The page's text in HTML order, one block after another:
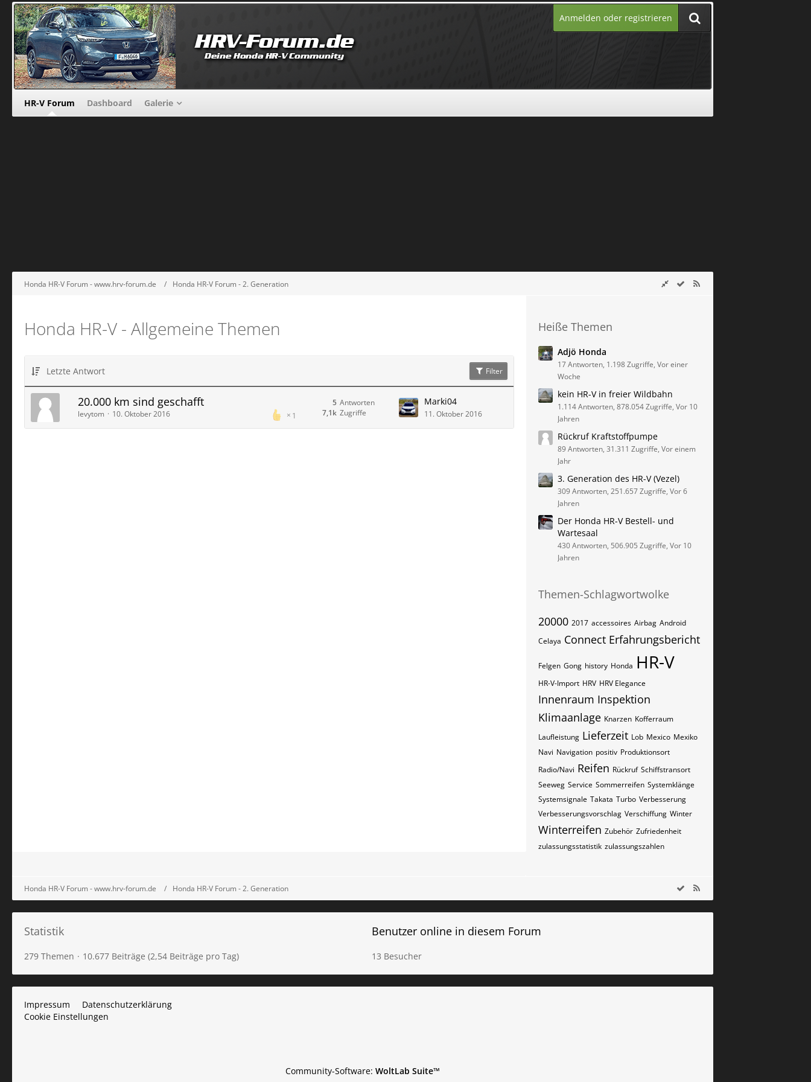
Anmelden oder registrieren
HR-V Forum Dashboard Galerie
Honda HR-V Forum - www.hrv-forum.de Honda HR-V Forum - 2. Generation
Honda HR-V - Allgemeine Themen
Letzte Antwort Filter
20.000 km sind geschafft
1
levytom 10. Oktober 2016
Antworten
5
Zugriffe
7,1k
Marki04
11. Oktober 2016
Heiße Themen
Adjö Honda
17 Antworten, 1.198 Zugriffe, Vor einer
Woche
kein HR-V in freier Wildbahn
1.114 Antworten, 878.054 Zugriffe, Vor 10
Jahren
Rückruf Kraftstoffpumpe
89 Antworten, 31.311 Zugriffe, Vor einem
Jahr
3. Generation des HR-V (Vezel)
309 Antworten, 251.657 Zugriffe, Vor 6
Jahren
Der Honda HR-V Bestell- und
Wartesaal
430 Antworten, 506.905 Zugriffe, Vor 10
Jahren
Themen-Schlagwortwolke
20000 2017 accessoires Airbag Android
Celaya Connect Erfahrungsbericht
Felgen Gong history Honda HR-V
HR-V-Import HRV HRV Elegance
Innenraum Inspektion
Klimaanlage Knarzen Kofferraum
Laufleistung Lieferzeit Lob Mexico Mexiko
Navi Navigation positiv Produktionsort
Radio/Navi Reifen Rückruf Schiffstransort
Seeweg Service Sommerreifen Systemklänge
Systemsignale Takata Turbo Verbesserung
Verbesserungsvorschlag Verschiffung Winter
Winterreifen Zubehör Zufriedenheit
zulassungsstatistik zulassungszahlen
Honda HR-V Forum - www.hrv-forum.de Honda HR-V Forum - 2. Generation
Statistik
279 Themen 10.677 Beiträge (2,54 Beiträge pro Tag)
Benutzer online in diesem Forum
13 Besucher
Impressum
Datenschutzerklärung
Cookie Einstellungen
Community-Software: WoltLab Suite™